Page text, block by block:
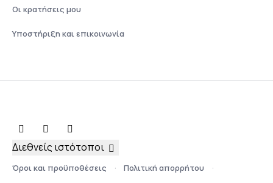
Οι κρατήσεις μου
Υποστήριξη και επικοινωνία
Όροι και προϋποθέσεις Πολιτική απορρήτου
Διεθνείς ιστότοποι